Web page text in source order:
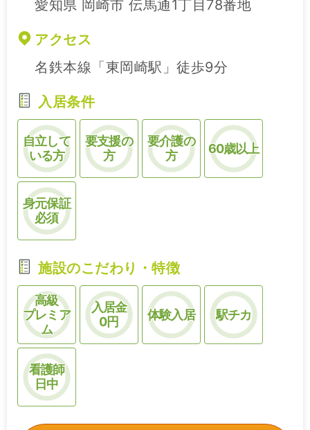
愛知県 岡崎市 伝馬通1丁目78番地
アクセス
名鉄本線「東岡崎駅」徒歩9分
入居条件
自立して
いる方
要支援の
方
要介護の
方
60歳以上
身元保証
必須
施設のこだわり・特徴
高級
プレミア
ム
入居金
0円
体験入居 駅チカ
看護師
日中